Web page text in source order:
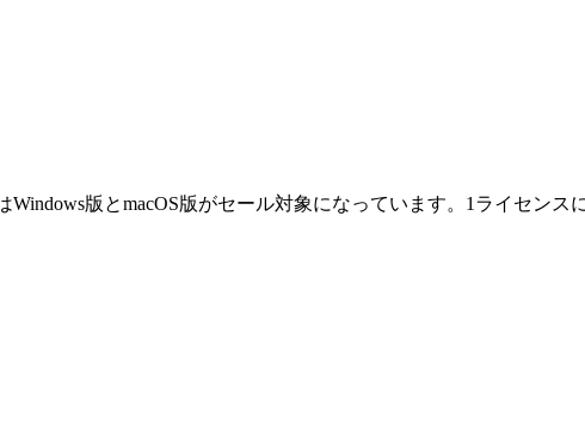
Windows版とmacOS版がセール対象になっています。1ライセン